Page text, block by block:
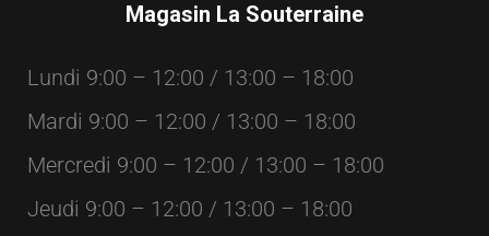
Magasin La Souterraine
Lundi 9:00 – 12:00 / 13:00 – 18:00
Mardi 9:00 – 12:00 / 13:00 – 18:00
Mercredi 9:00 – 12:00 / 13:00 – 18:00
Jeudi 9:00 – 12:00 / 13:00 – 18:00